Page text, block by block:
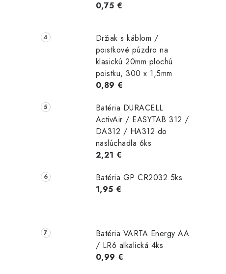
0,75 €
Držiak s káblom /
poistkové púzdro na
klasickú 20mm plochú
poistku, 300 x 1,5mm
0,89 €
Batéria DURACELL
ActivAir / EASYTAB 312 /
DA312 / HA312 do
naslúchadla 6ks
2,21 €
Batéria GP CR2032 5ks
1,95 €
Batéria VARTA Energy AA
/ LR6 alkalická 4ks
0,99 €